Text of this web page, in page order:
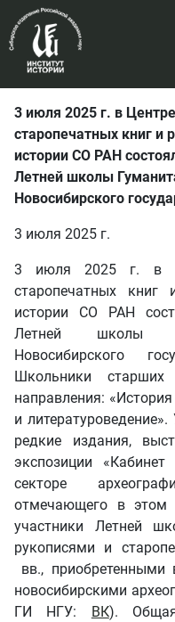
3 июля 2025 г. в
старопечатных книг и
истории СО РАН
Летней школы
Новосибирского
3 июля 2025 г.
3 июля 2025 г. в
старопечатных книг
истории СО РАН
Летней школы
Новосибирского
Школьники старших
направления:
и
редкие издания,
экспозиции
секторе
отмечающего в этом
участники Летней
рукописями и
вв., приобретенными
новосибирскими
ГИ НГУ: ВК). Общая